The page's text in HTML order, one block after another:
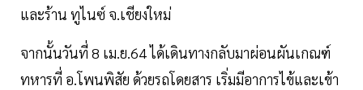
และร้าน ทูไนซ์ จ.เชียงใหม่
จากนั้นวันที่ 8 เม.ย.64 ได้เดินทางกลับมาผ่อนผันเกณฑ์
ทหารที่ อ.โพนพิสัย ด้วยรถโดยสาร เริ่มมีอาการไข้และเข้า